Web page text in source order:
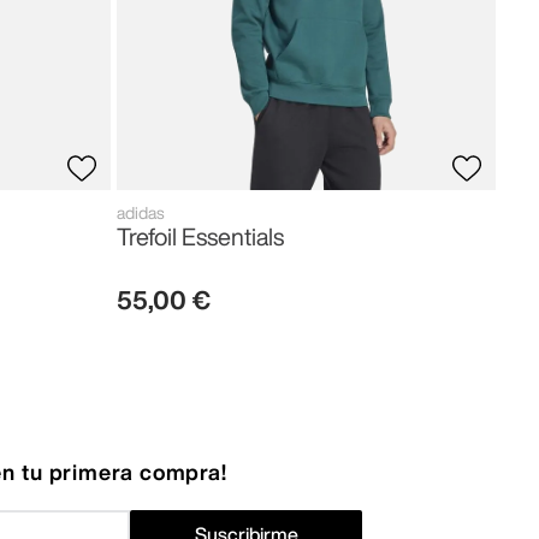
adidas
Trefoil Essentials
55,00 €
tu primera compra!
Suscribirme